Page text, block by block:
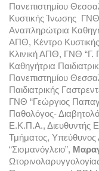
Πανεπιστημίου
Κυστικής Ίνωσης  ΓΝΘ
Αναπληρώτρια
ΑΠΘ, Κέντρο
Κλινική ΑΠΘ, ΓΝΘ “Γ.
Καθηγήτρια
Πανεπιστημίου
Παιδιατρικής
ΓΝΘ “Γεώργιος
Παθολόγος-
Ε.Κ.Π.Α., Διευθυντής
Τμήματος, Υπεύθυνος
“Σισμανόγλειο”,